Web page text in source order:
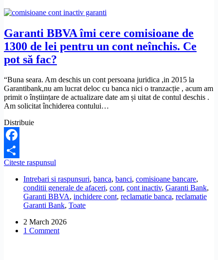
fac?
Garanti BBVA îmi cere comisioane de
1300 de lei pentru un cont neînchis. Ce
pot să fac?
“Buna seara. Am deschis un cont persoana juridica ,in 2015 la
Garantibank,nu am lucrat deloc cu banca nici o tranzacție , acum am
primit o înștiințare de actualizare date am și uitat de contul deschis .
Am solicitat închiderea contului…
Distribuie
Facebook
Share
Citeste raspunsul
îmi
cere
comisioane
de
de
lei
Intrebari si raspunsuri, banca, banci, comisioane bancare,
conditii generale de afaceri, cont, cont inactiv, Garanti Bank,
Garanti BBVA, inchidere cont, reclamatie banca, reclamatie
Garanti Bank, Toate
2 March 2026
1 Comment